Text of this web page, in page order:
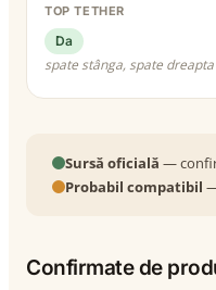
TOP TETHER
Da
spate stânga, spate dreapta
Sursă oficială —
Probabil compatibil
Confirmate de